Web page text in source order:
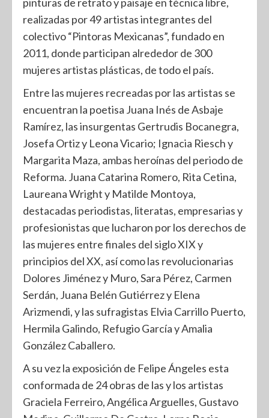
realizadas por 49 artistas integrantes del
colectivo “Pintoras Mexicanas”, fundado en
2011, donde participan alrededor de 300
mujeres artistas plásticas, de todo el país.
Entre las mujeres recreadas por las artistas se
encuentran la poetisa Juana Inés de Asbaje
Ramírez, las insurgentas Gertrudis Bocanegra,
Josefa Ortiz y Leona Vicario; Ignacia Riesch y
Margarita Maza, ambas heroínas del periodo de
Reforma. Juana Catarina Romero, Rita Cetina,
Laureana Wright y Matilde Montoya,
destacadas periodistas, literatas, empresarias y
profesionistas que lucharon por los derechos de
las mujeres entre finales del siglo XIX y
principios del XX, así como las revolucionarias
Dolores Jiménez y Muro, Sara Pérez, Carmen
Serdán, Juana Belén Gutiérrez y Elena
Arizmendi, y las sufragistas Elvia Carrillo Puerto,
Hermila Galindo, Refugio García y Amalia
González Caballero.
A su vez la exposición de Felipe Ángeles esta
conformada de 24 obras de las y los artistas
Graciela Ferreiro, Angélica Arguelles, Gustavo